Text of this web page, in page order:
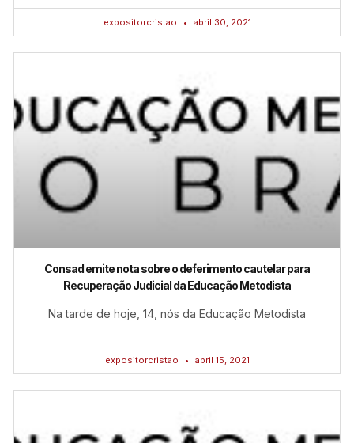
expositorcristao abril 30, 2021
Consad emite nota sobre o deferimento cautelar para
Recuperação Judicial da Educação Metodista
Na tarde de hoje, 14, nós da Educação Metodista
expositorcristao abril 15, 2021